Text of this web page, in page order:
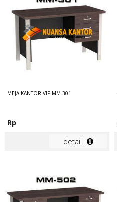
MEJA KANTOR VIP MM 301
Rp
detail